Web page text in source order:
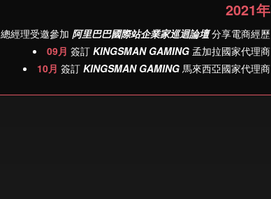
2021年
總經理受邀參加 阿里巴巴國際站企業家巡迴論壇分享電商經歷
09月 簽訂 KINGSMAN GAMING 孟加拉國家代理商
10月 簽訂 KINGSMAN GAMING 馬來西亞國家代理商